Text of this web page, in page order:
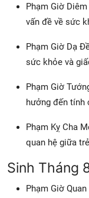
Phạm Giờ
vấn đề về sức
Phạm Giờ Dạ
sức khỏe và
Phạm Giờ
hưởng đến tính
Phạm Kỵ Cha
quan hệ giữa
Sinh Tháng
Phạm Giờ